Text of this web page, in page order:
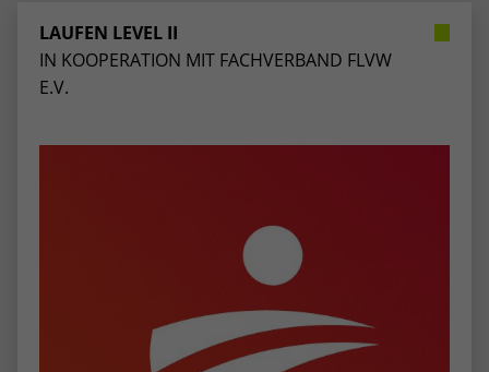
LAUFEN LEVEL II
IN KOOPERATION MIT FACHVERBAND FLVW
E.V.